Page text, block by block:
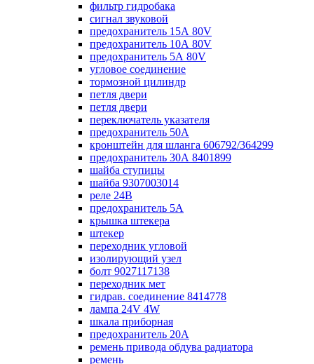
фильтр гидробака
сигнал звуковой
предохранитель 15А 80V
предохранитель 10А 80V
предохранитель 5А 80V
угловое соединение
тормозной цилиндр
петля двери
петля двери
переключатель указателя
предохранитель 50А
кронштейн для шланга 606792/364299
предохранитель 30А 8401899
шайба ступицы
шайба 9307003014
реле 24В
предохранитель 5А
крышка штекера
штекер
переходник угловой
изолирующий узел
болт 9027117138
переходник мет
гидрав. соединение 8414778
лампа 24V 4W
шкала приборная
предохранитель 20А
ремень привода обдува радиатора
ремень